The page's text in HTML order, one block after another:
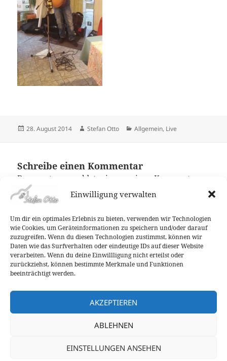
Einwilligung verwalten
Um dir ein optimales Erlebnis zu bieten, verwenden wir Technologien
wie Cookies, um Geräteinformationen zu speichern und/oder darauf
zuzugreifen. Wenn du diesen Technologien zustimmst, können wir
Daten wie das Surfverhalten oder eindeutige IDs auf dieser Website
verarbeiten. Wenn du deine Einwillligung nicht erteilst oder
zurückziehst, können bestimmte Merkmale und Funktionen
beeinträchtigt werden.
AKZEPTIEREN
ABLEHNEN
EINSTELLUNGEN ANSEHEN
Veröffentlicht
28. August 2014 Autor
Stefan Otto Kategorien
Allgemein, Live
Schreibe einen Kommentar
Du musst angemeldet
sein, um einen Kommentar
abzugeben.
Beitragsnavigation
ZURÜCK
Vorheriger
Beitrag:
Hessen-Tour 2014 vom 28.08. bis zum
30.08!
WEITER
Beitrag:
3. Fechenheimer Literaturfestival am
Samstag!